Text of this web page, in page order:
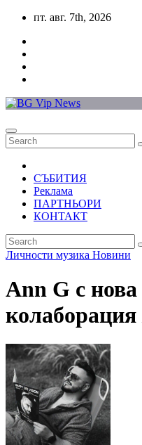
Skip
content
пт. авг. 7th, 2026
СЪБИТИЯ
Реклама
ПАРТНЬОРИ
КОНТАКТ
Личности музика Новини
Ann G с нова